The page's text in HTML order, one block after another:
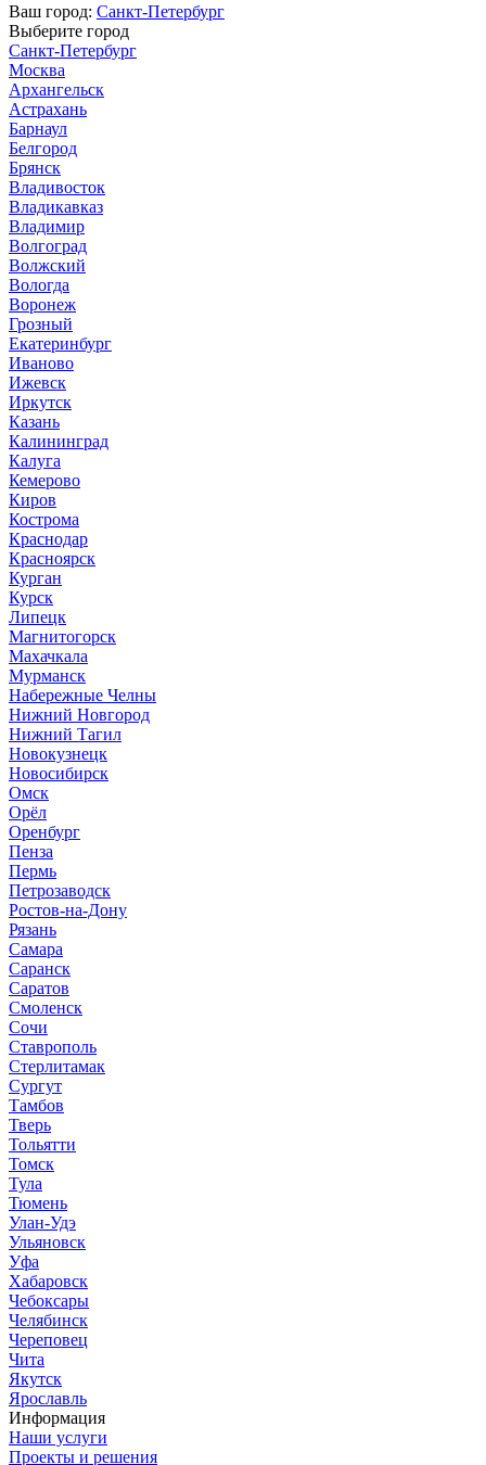
Ваш город: Санкт-Петербург
Выберите город
Санкт-Петербург
Москва
Архангельск
Астрахань
Барнаул
Белгород
Брянск
Владивосток
Владикавказ
Владимир
Волгоград
Волжский
Вологда
Воронеж
Грозный
Екатеринбург
Иваново
Ижевск
Иркутск
Казань
Калининград
Калуга
Кемерово
Киров
Кострома
Краснодар
Красноярск
Курган
Курск
Липецк
Магнитогорск
Махачкала
Мурманск
Набережные Челны
Нижний Новгород
Нижний Тагил
Новокузнецк
Новосибирск
Омск
Орёл
Оренбург
Пенза
Пермь
Петрозаводск
Ростов-на-Дону
Рязань
Самара
Саранск
Саратов
Смоленск
Сочи
Ставрополь
Стерлитамак
Сургут
Тамбов
Тверь
Тольятти
Томск
Тула
Тюмень
Улан-Удэ
Ульяновск
Уфа
Хабаровск
Чебоксары
Челябинск
Череповец
Чита
Якутск
Ярославль
Информация
Наши услуги
Проекты и решения